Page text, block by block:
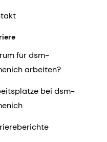
für dsm-
arbeiten?
bei dsm-